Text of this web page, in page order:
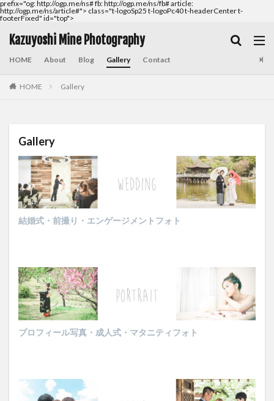
prefix="og: http://ogp.me/ns# fb: http://ogp.me/ns/fb# article:
http://ogp.me/ns/article#"> class="t-logoSp25 t-logoPc40 t-headerCenter t-
footerFixed" id="top">
Kazuyoshi Mine Photography
HOME About Blog Gallery Contact
HOME Gallery
Gallery
結婚式・前撮り・エンゲージメントフォト
プロフィール写真・成人式・マタニティフォト